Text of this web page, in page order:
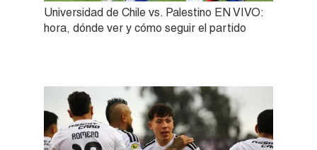
Universidad de Chile vs. Palestino EN VIVO:
hora, dónde ver y cómo seguir el partido